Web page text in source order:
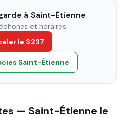
à Saint-Étienne
et horaires
le 3237
Saint-Étienne
— Saint-Étienne le